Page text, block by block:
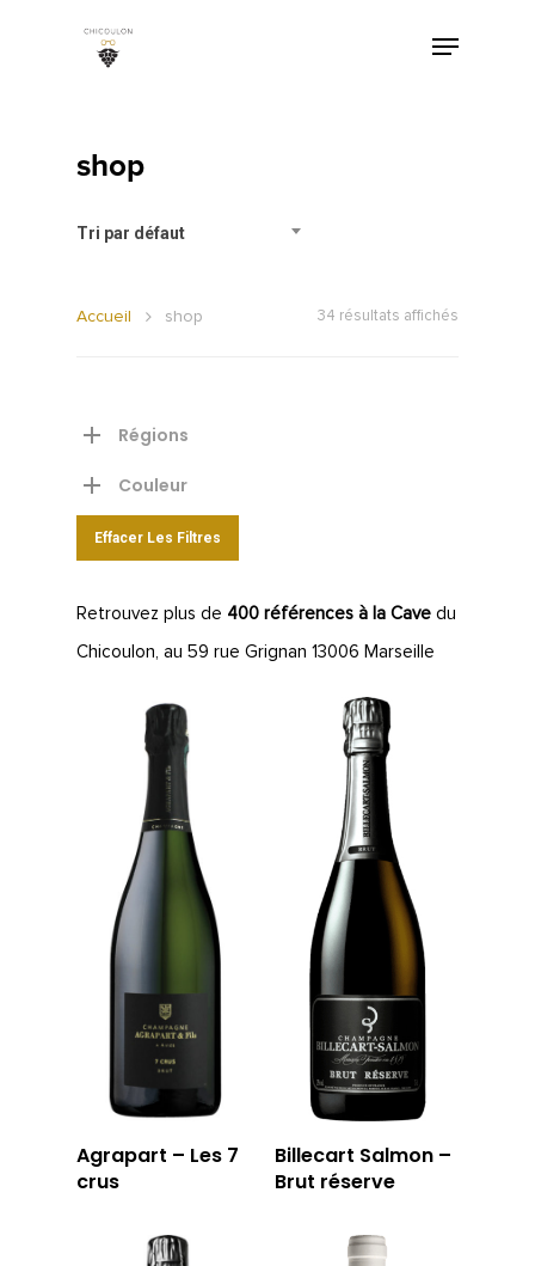
shop
Tri par défaut
34 résultats affichés
Accueil shop
Régions
Couleur
Effacer Les Filtres
Retrouvez plus de 400 références à la Cave du
Chicoulon, au 59 rue Grignan 13006 Marseille
Agrapart – Les 7
crus
Billecart Salmon –
Brut réserve